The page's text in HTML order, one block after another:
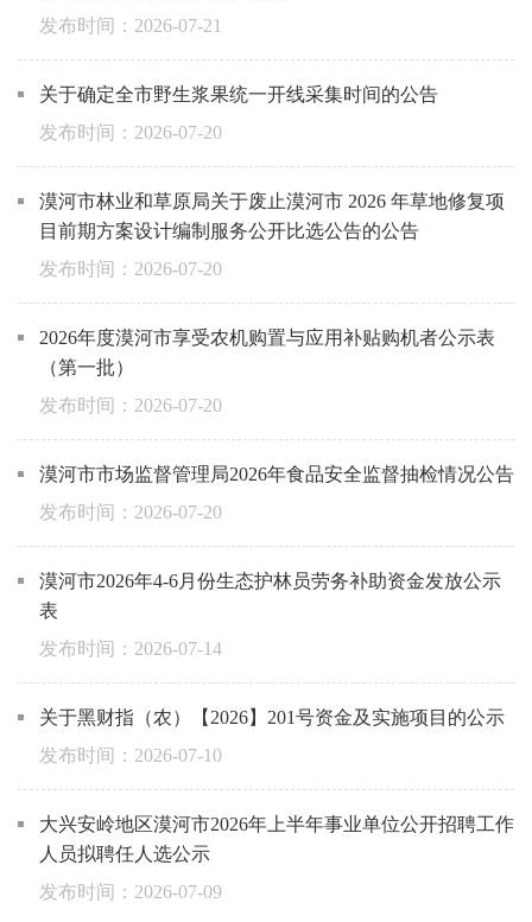
2026-07-21
关于确定全市野生浆果统一开线采集时间的公告
2026-07-20
漠河市林业和草原局关于废止漠河市 2026 年草地修复项
目前期方案设计编制服务公开比选公告的公告
2026-07-20
2026年度漠河市享受农机购置与应用补贴购机者公示表
（第一批）
2026-07-20
漠河市市场监督管理局2026年食品安全监督抽检情况公告
2026-07-20
漠河市2026年4-6月份生态护林员劳务补助资金发放公示
表
2026-07-14
关于黑财指（农）【2026】201号资金及实施项目的公示
2026-07-10
大兴安岭地区漠河市2026年上半年事业单位公开招聘工作
人员拟聘任人选公示
2026-07-09